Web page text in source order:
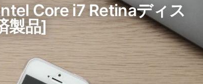
Core i7 Retinaディス
製品]